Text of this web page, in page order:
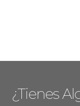
¿Tienes